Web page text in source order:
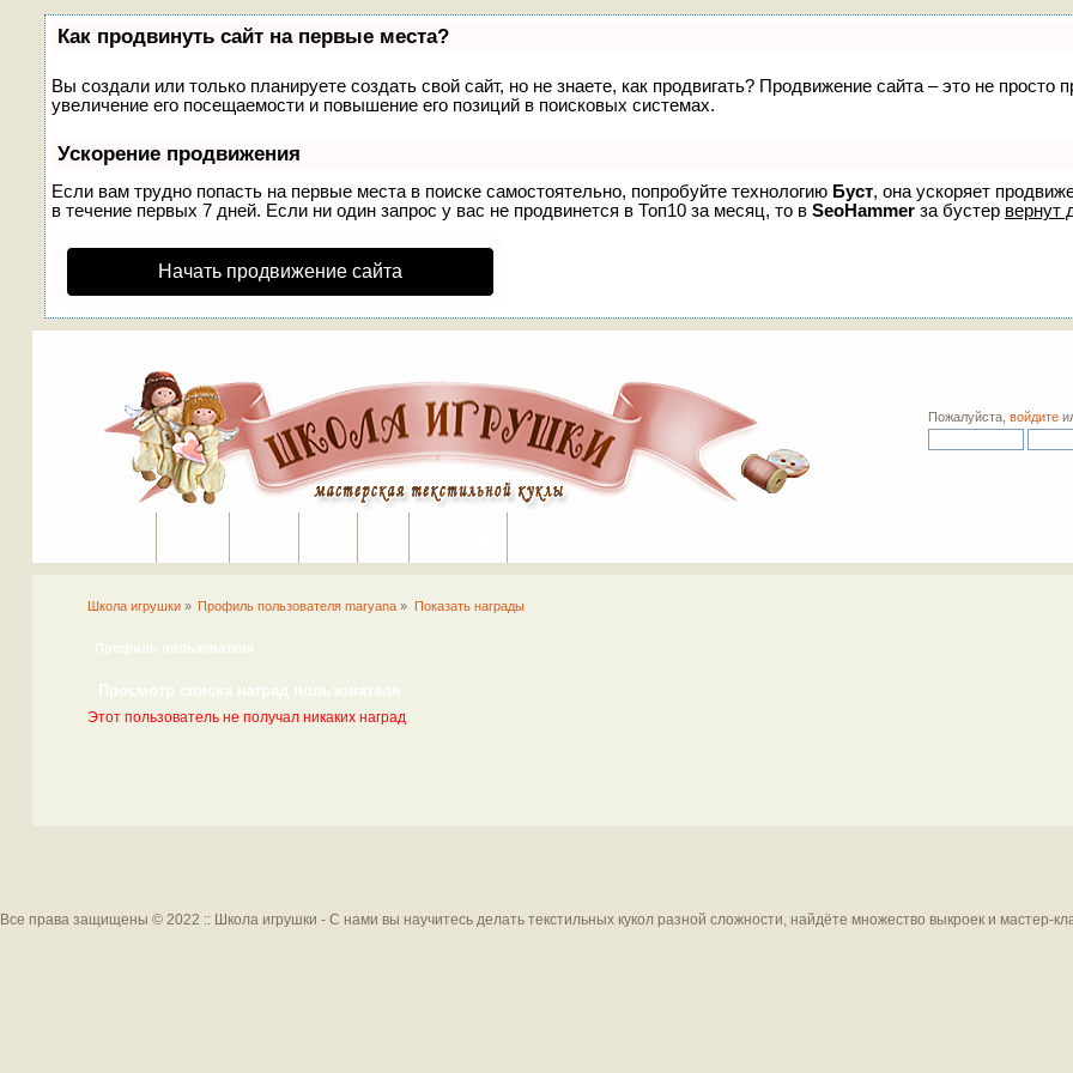
Как продвинуть сайт на первые места?
Вы создали или только планируете создать свой сайт, но не знаете, как продвигать? Продвижение сайта – это не
увеличение его посещаемости и повышение его позиций в поисковых системах.
Ускорение продвижения
Если вам трудно попасть на первые места в поиске самостоятельно, попробуйте технологию Буст, она ускоряет
в течение первых 7 дней. Если ни один запрос у вас не продвинется в Топ10 за месяц, то в SeoHammerза бустер вернут
Начать продвижение сайта
Пожалуйста,войдите
Школа игрушки » Профиль пользователя maryana » Показать награды
Профиль пользователя
Просмотр списка наград пользователя
Этот пользователь не получал никаких наград
Все права защищены © 2022 :: Школа игрушки - С нами вы научитесь делать текстильных кукол разной сложности, найдёте множество выкроек и мастер-